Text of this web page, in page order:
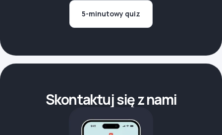
5-minutowy quiz
Skontaktuj się z nami